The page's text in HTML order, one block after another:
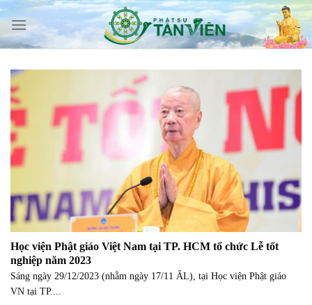
Skip
content
Học viện Phật giáo Việt Nam tại TP. HCM tổ chức Lễ tốt
nghiệp năm 2023
Sáng ngày 29/12/2023 (nhằm ngày 17/11 ÂL), tại Học viện Phật giáo
VN tại TP....